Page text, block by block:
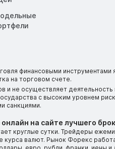
финансовыми
на торговом счете.
и не осуществляет
с высоким уровнем
санкциями.
на сайте лучшего
круглые сутки. Трейдеры
курса валют. Рынок Форекс